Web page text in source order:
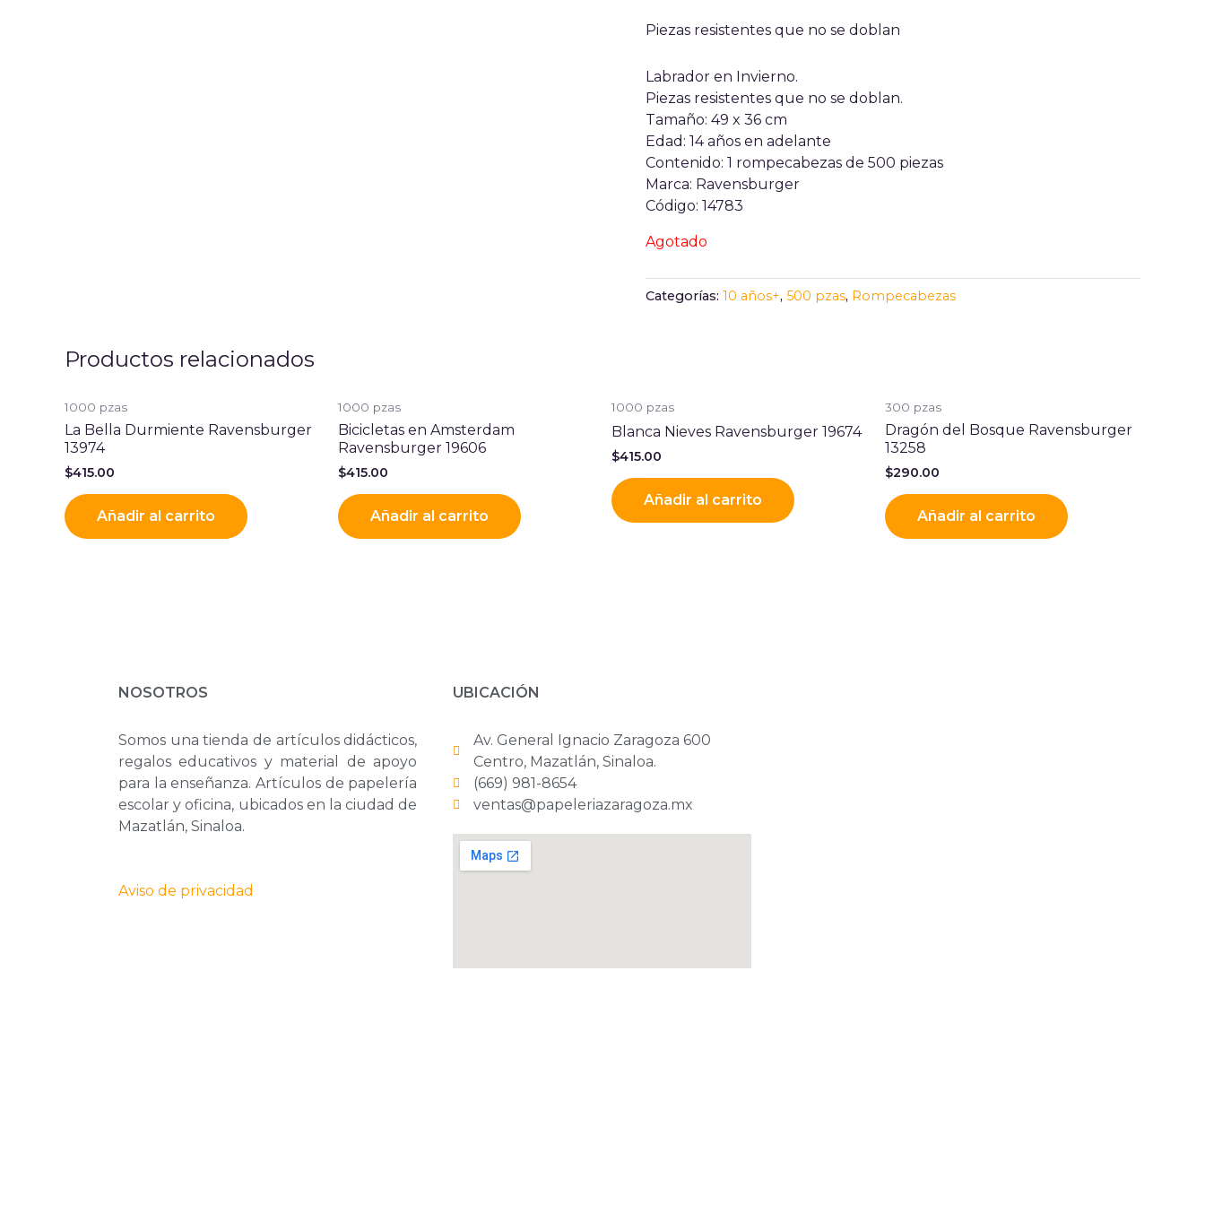
Piezas resistentes que no se doblan
Labrador en Invierno.
Piezas resistentes que no se doblan.
Tamaño: 49 x 36 cm
Edad: 14 años en adelante
Contenido: 1 rompecabezas de 500 piezas
Marca: Ravensburger
Código: 14783
Agotado
Categorías: 10 años+, 500 pzas, Rompecabezas
Productos relacionados
1000 pzas
La Bella Durmiente Ravensburger
13974
$415.00
Añadir al carrito
1000 pzas
Bicicletas en Amsterdam
Ravensburger 19606
$415.00
Añadir al carrito
1000 pzas
Blanca Nieves Ravensburger 19674
$415.00
Añadir al carrito
300 pzas
Dragón del Bosque Ravensburger
13258
$290.00
Añadir al carrito
NOSOTROS
Somos una tienda de artículos didácticos,
regalos educativos y material de apoyo
para la enseñanza. Artículos de papelería
escolar y oficina, ubicados en la ciudad de
Mazatlán, Sinaloa.
Aviso de privacidad
UBICACIÓN
Av. General Ignacio Zaragoza 600
Centro, Mazatlán, Sinaloa.
(669) 981-8654
ventas@papeleriazaragoza.mx